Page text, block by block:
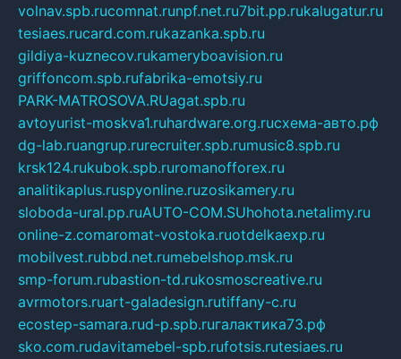
volnav.spb.rucomnat.runpf.net.ru7bit.pp.rukalugatur.ru
tesiaes.rucard.com.rukazanka.spb.ru
gildiya-kuznecov.rukameryboavision.ru
griffoncom.spb.rufabrika-emotsiy.ru
PARK-MATROSOVA.RUagat.spb.ru
avtoyurist-moskva1.ruhardware.org.ruсхема-авто.рф
dg-lab.ruangrup.rurecruiter.spb.rumusic8.spb.ru
krsk124.rukubok.spb.ruromanofforex.ru
analitikaplus.ruspyonline.ruzosikamery.ru
sloboda-ural.pp.ruAUTO-COM.SUhohota.netalimy.ru
online-z.comaromat-vostoka.ruotdelkaexp.ru
mobilvest.rubbd.net.rumebelshop.msk.ru
smp-forum.rubastion-td.rukosmoscreative.ru
avrmotors.ruart-galadesign.rutiffany-c.ru
ecostep-samara.rud-p.spb.ruгалактика73.рф
sko.com.rudavitamebel-spb.rufotsis.rutesiaes.ru